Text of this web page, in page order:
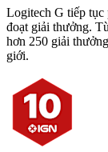
Logitech G tiếp tục
đoạt giải thưởng.
hơn 250 giải
giới.